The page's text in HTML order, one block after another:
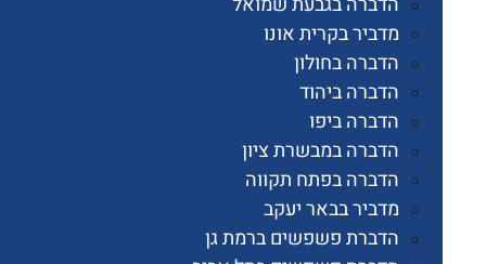
מדביר בקרית אונו
הדברה בחולון
הדברה ביהוד
הדברה ביפו
הדברה במבשרת ציון
הדברה בפתח תקווה
מדביר בבאר יעקב
הדברת פשפשים ברמת גן